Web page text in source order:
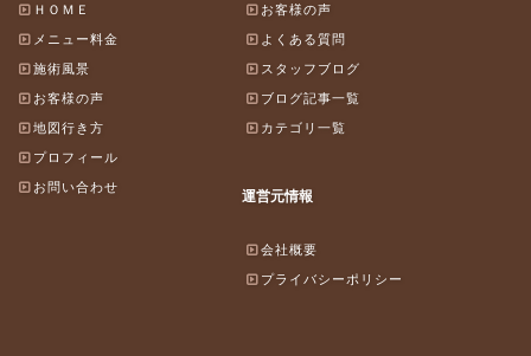
ＨＯＭＥ
メニュー料金
施術風景
お客様の声
地図行き方
プロフィール
お問い合わせ
お客様の声
よくある質問
スタッフブログ
ブログ記事一覧
カテゴリ一覧
運営元情報
会社概要
プライバシーポリシー